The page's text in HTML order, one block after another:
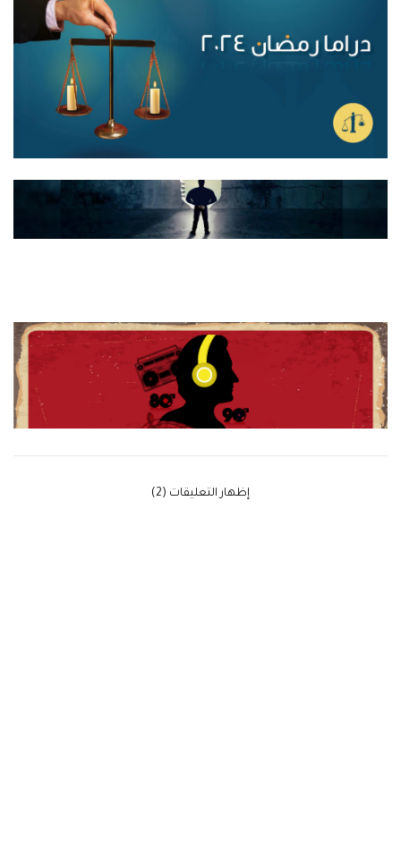
‫إظهار التعليقات (2)